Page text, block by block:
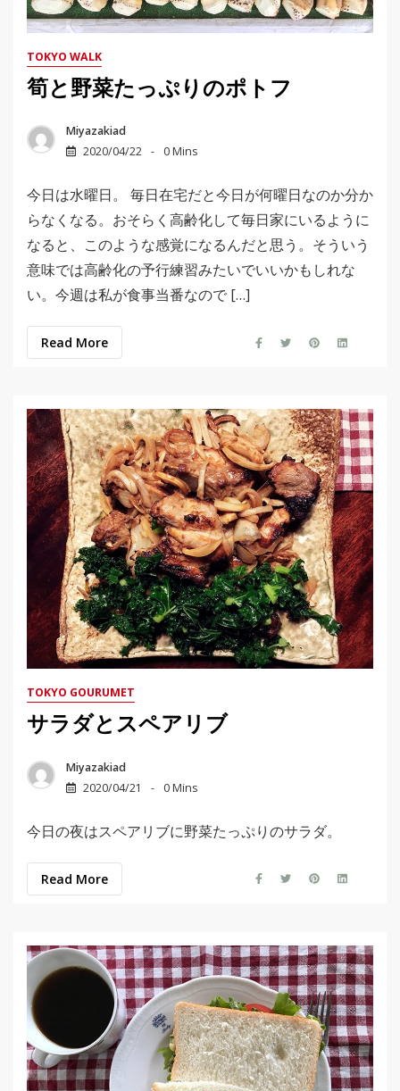
TOKYO WALK
筍と野菜たっぷりのポトフ
Miyazakiad
2020/04/22
0 Mins
今日は水曜日。 毎日在宅だと今日が何曜日なのか分か
らなくなる。おそらく高齢化して毎日家にいるように
なると、このような感覚になるんだと思う。そういう
意味では高齢化の予行練習みたいでいいかもしれな
い。今週は私が食事当番なので […]
Read More
TOKYO GOURUMET
サラダとスペアリブ
Miyazakiad
2020/04/21
0 Mins
今日の夜はスペアリブに野菜たっぷりのサラダ。
Read More